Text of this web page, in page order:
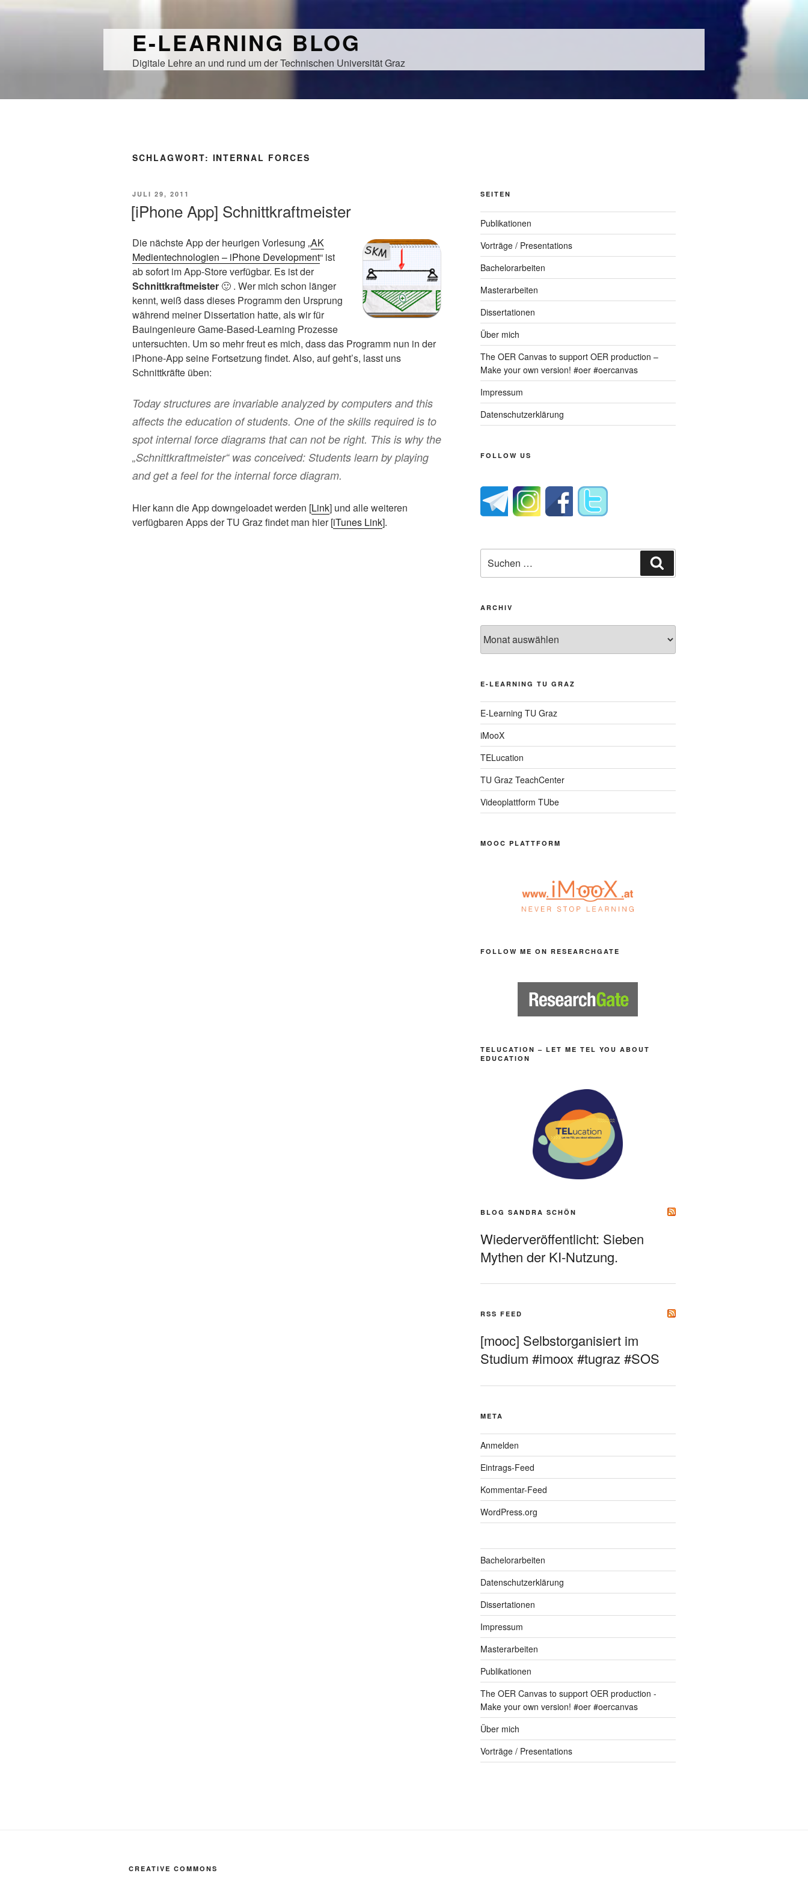
E-LEARNING BLOG
Digitale Lehre an und rund um der Technischen Universität Graz
SCHLAGWORT: INTERNAL FORCES
VERÖFFENTLICHT
JULI 29, 2011
[iPhone App] Schnittkraftmeister
Die nächste App der heurigen Vorlesung „AK
Medientechnologien – iPhone Development“ ist
ab sofort im App-Store verfügbar. Es ist der
Schnittkraftmeister 🙂 . Wer mich schon länger
kennt, weiß dass dieses Programm den Ursprung
während meiner Dissertation hatte, als wir für
Bauingenieure Game-Based-Learning Prozesse
untersuchten. Um so mehr freut es mich, dass das Programm nun in der
iPhone-App seine Fortsetzung findet. Also, auf geht’s, lasst uns
Schnittkräfte üben:
Today structures are invariable analyzed by computers and this
affects the education of students. One of the skills required is to
spot internal force diagrams that can not be right. This is why the
„Schnittkraftmeister“ was conceived: Students learn by playing
and get a feel for the internal force diagram.
Hier kann die App downgeloadet werden [Link] und alle weiteren
verfügbaren Apps der TU Graz findet man hier [iTunes Link].
SEITEN
Publikationen
Vorträge / Presentations
Bachelorarbeiten
Masterarbeiten
Dissertationen
Über mich
The OER Canvas to support OER production –
Make your own version! #oer #oercanvas
Impressum
Datenschutzerklärung
FOLLOW US
nach:
ARCHIV
E-LEARNING TU GRAZ
E-Learning TU Graz
iMooX
TELucation
TU Graz TeachCenter
Videoplattform TUbe
MOOC PLATTFORM
FOLLOW ME ON RESEARCHGATE
TELUCATION – LET ME TEL YOU ABOUT
EDUCATION
BLOG SANDRA SCHÖN
Wiederveröffentlicht: Sieben
Mythen der KI-Nutzung.
RSS FEED
[mooc] Selbstorganisiert im
Studium #imoox #tugraz #SOS
META
Anmelden
Eintrags-Feed
Kommentar-Feed
WordPress.org
Bachelorarbeiten
Datenschutzerklärung
Dissertationen
Impressum
Masterarbeiten
Publikationen
The OER Canvas to support OER production -
Make your own version! #oer #oercanvas
Über mich
Vorträge / Presentations
CREATIVE COMMONS